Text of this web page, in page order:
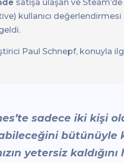
satışa ulaşan ve Steam’de
kullanıcı değerlendirmesi
Paul Schnepf, konuyla
sadece iki kişi
bütünüyle
yetersiz